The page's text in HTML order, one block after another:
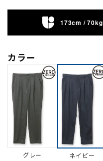
173cm / 70kg
カラー
グレー ネイビー